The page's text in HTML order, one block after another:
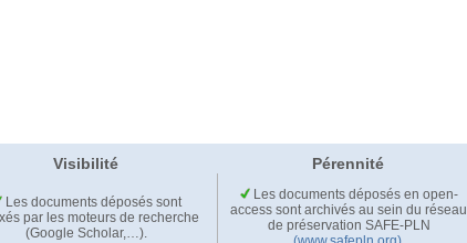
Visibilité Pérennité
Les documents déposés sont
par les moteurs de recherche
(Google Scholar,…).
Les documents déposés en open-
access sont archivés au sein du réseau
de préservation SAFE-PLN